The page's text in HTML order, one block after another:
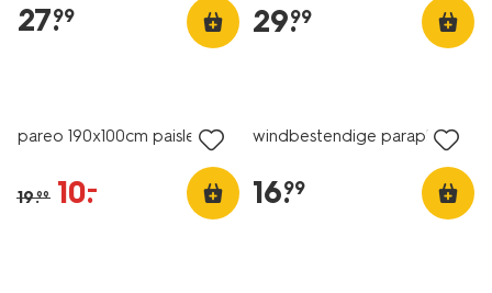
27.
99 29.
99
pareo 190x100cm paisley
19.99 10.
–
windbestendige paraplu
16.
99